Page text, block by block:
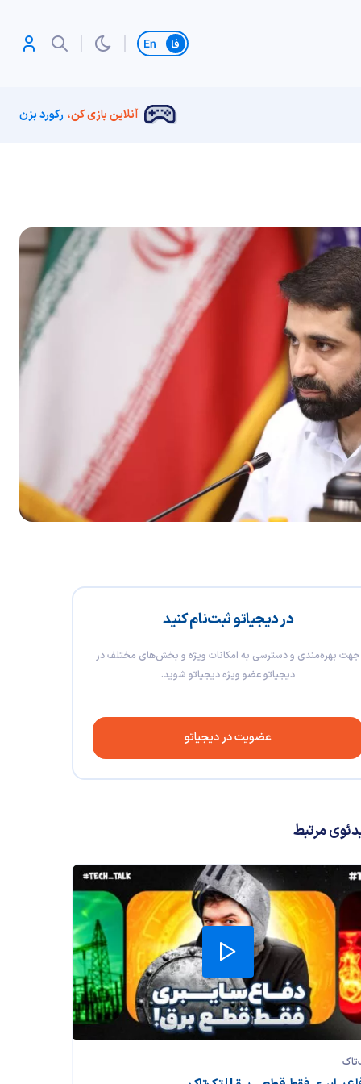
تغییر زبان
آنلاین بازی کن، رکورد بزن
در دیجیاتو ثبت‌نام کنید
جهت بهره‌مندی و دسترسی به امکانات ویژه و بخش‌های مختلف در
دیجیاتو عضو ویژه دیجیاتو شوید.
عضویت در دیجیاتو
مرتبط